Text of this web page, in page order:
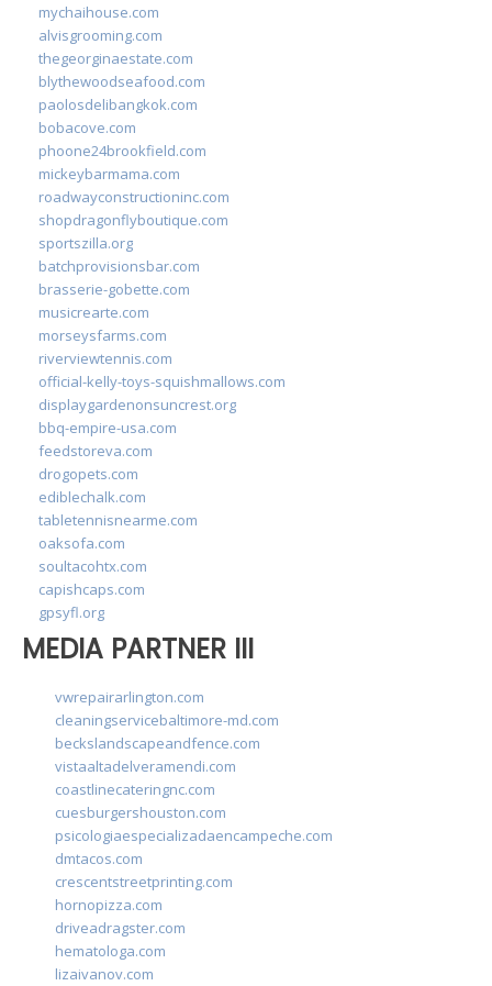
mychaihouse.com
alvisgrooming.com
thegeorginaestate.com
blythewoodseafood.com
paolosdelibangkok.com
bobacove.com
phoone24brookfield.com
mickeybarmama.com
roadwayconstructioninc.com
shopdragonflyboutique.com
sportszilla.org
batchprovisionsbar.com
brasserie-gobette.com
musicrearte.com
morseysfarms.com
riverviewtennis.com
official-kelly-toys-squishmallows.com
displaygardenonsuncrest.org
bbq-empire-usa.com
feedstoreva.com
drogopets.com
ediblechalk.com
tabletennisnearme.com
oaksofa.com
soultacohtx.com
capishcaps.com
gpsyfl.org
MEDIA PARTNER III
vwrepairarlington.com
cleaningservicebaltimore-md.com
beckslandscapeandfence.com
vistaaltadelveramendi.com
coastlinecateringnc.com
cuesburgershouston.com
psicologiaespecializadaencampeche.com
dmtacos.com
crescentstreetprinting.com
hornopizza.com
driveadragster.com
hematologa.com
lizaivanov.com